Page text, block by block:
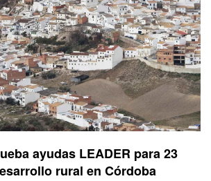
ayudas LEADER para 23
rural en Córdoba